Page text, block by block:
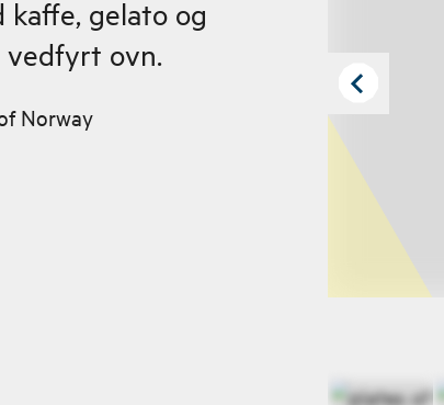
gelato og
vedfyrt ovn.
Norway